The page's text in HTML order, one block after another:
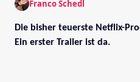
Franco Schedl
Die bisher teuerste Netflix-
Ein erster Trailer ist da.